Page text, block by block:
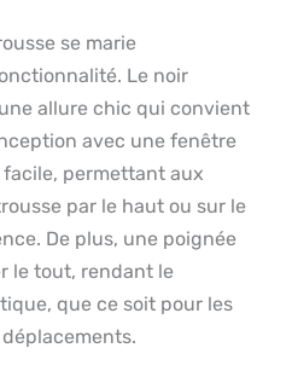
se marie
Le noir
allure chic qui convient
avec une fenêtre
permettant aux
par le haut ou sur le
De plus, une poignée
le tout, rendant le
que ce soit pour les